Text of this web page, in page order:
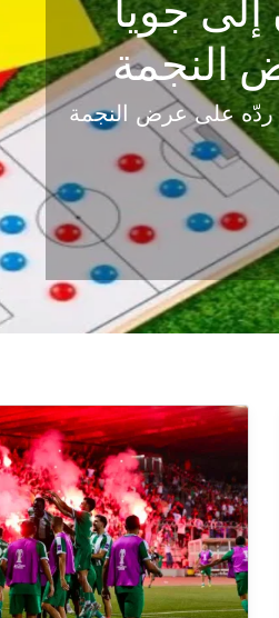
الأهلي عاليه في